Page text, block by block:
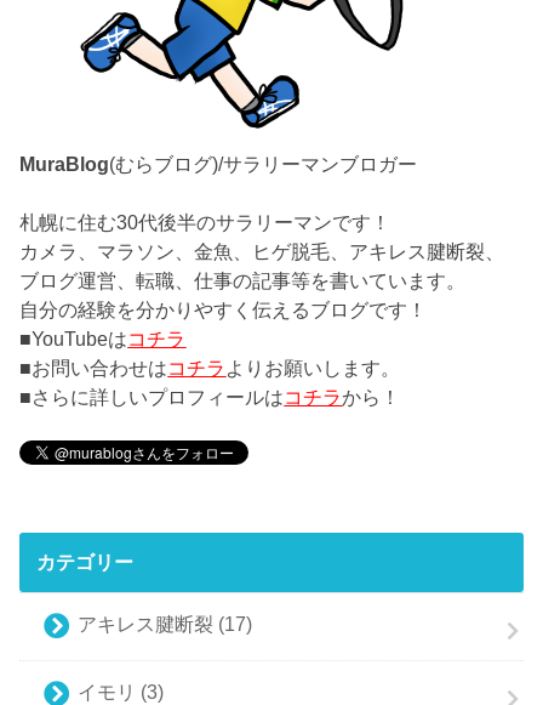
MuraBlog(むらブログ)/サラリーマンブロガー
札幌に住む30代後半のサラリーマンです！
カメラ、マラソン、金魚、ヒゲ脱毛、アキレス腱断裂、
ブログ運営、転職、仕事の記事等を書いています。
自分の経験を分かりやすく伝えるブログです！
■YouTubeはコチラ
■お問い合わせはコチラ よりお願いします。
■さらに詳しいプロフィールはコチラから！
カテゴリー
アキレス腱断裂 (17)
イモリ (3)